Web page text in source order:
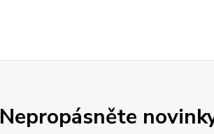
Nepropásněte